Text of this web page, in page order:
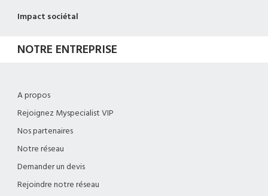
Impact sociétal
NOTRE ENTREPRISE
A propos
Rejoignez Myspecialist VIP
Nos partenaires
Notre réseau
Demander un devis
Rejoindre notre réseau